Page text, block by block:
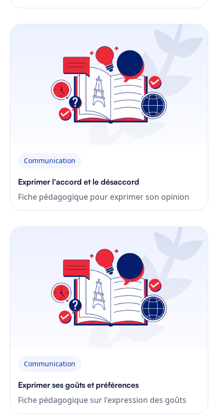
Communication
Exprimer l'accord et le désaccord
Fiche pédagogique pour exprimer son opinion
Communication
Exprimer ses goûts et préférences
Fiche pédagogique sur l'expression des goûts